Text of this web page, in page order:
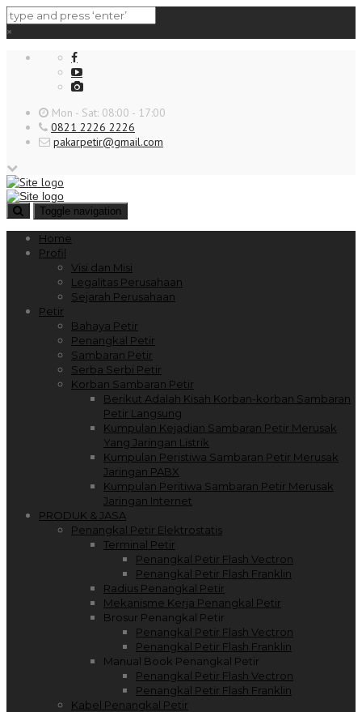
×
Mon - Sat: 08:00 - 17:00
0821 2226 2226
pakarpetir@gmail.com
Toggle navigation
Home
Profil
Visi dan Misi
Legalitas Perusahaan
Sejarah Perusahaan
Petir
Bahaya Petir
Penangkal Petir
Sambaran Petir
Serba Serbi Petir
Korban Sambaran Petir
Berikut Adalah Kisah Korban-korban Sambaran
Petir Langsung
Kumpulan Kejadian Sambaran Petir Merusak
Yang Jaringan Listrik
Kumpulan Peristiwa Sambaran Petir Merusak
Jaringan PABX
Kumpulan Peritiwa Sambaran Petir Merusak
Jaringan Internet
PRODUK & JASA
Penangkal Petir Elektrostatis
Terminal Petir
Penangkal Petir Flash Vectron
Penangkal Petir Flash Franklin
Radius Penangkal Petir
Mekanisme Kerja Penangkal Petir
Brosur Penangkal Petir
Penangkal Petir Flash Vectron
Penangkal Petir Flash Franklin
Manual Book Penangkal Petir
Penangkal Petir Flash Vectron
Penangkal Petir Flash Franklin
Kabel Penangkal Petir